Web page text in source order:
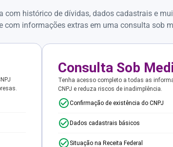
com histórico de dívidas, dados cadastrais e
com informações extras em uma consulta sob
Consulta Sob
Tenha acesso completo a todas as
CNPJ e reduza riscos de inadimplência.
Confirmação de existência do CNPJ
Dados cadastrais básicos
Situação na Receita Federal